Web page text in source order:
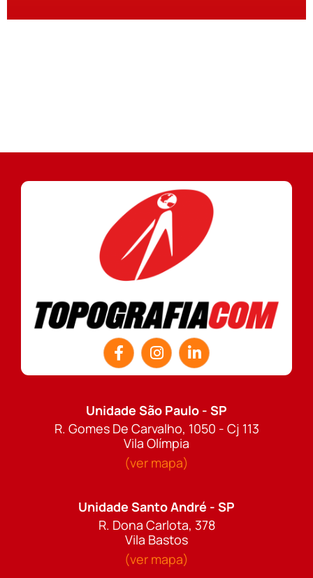
Unidade São Paulo - SP
R. Gomes De Carvalho, 1050 - Cj 113
Vila Olímpia
(ver mapa)
Unidade Santo André - SP
R. Dona Carlota, 378
Vila Bastos
(ver mapa)